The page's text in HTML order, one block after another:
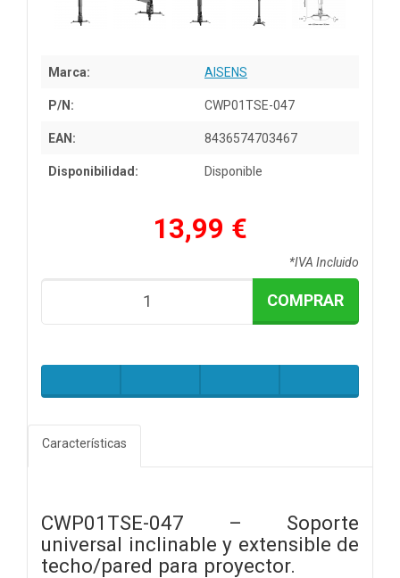
Marca: AISENS
P/N: CWP01TSE-047
EAN: 8436574703467
Disponibilidad: Disponible
13,99 €
*IVA Incluido
COMPRAR
Características
CWP01TSE-047 – Soporte
universal inclinable y extensible de
techo/pared para proyector.